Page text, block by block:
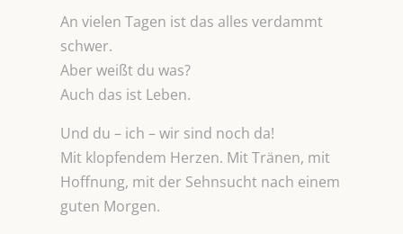
An vielen Tagen ist das alles verdammt
schwer.
Aber weißt du was?
Auch das ist Leben.
Und du – ich – wir sind noch da!
Mit klopfendem Herzen. Mit Tränen, mit
Hoffnung, mit der Sehnsucht nach einem
guten Morgen.